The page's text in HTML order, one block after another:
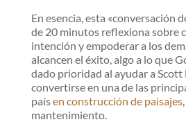
En esencia, esta «conversación
de 20 minutos reflexiona sobre
intención y empoderar a los
alcancen el éxito, algo a lo que
dado prioridad al ayudar a Scott
convertirse en una de las
paísen construcción de paisajes
mantenimiento.